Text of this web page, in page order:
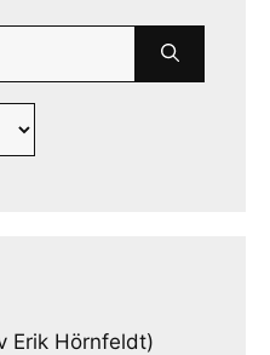
Erik Hörnfeldt)